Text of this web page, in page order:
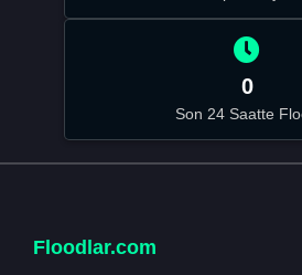
0
Son 24 Saatte
Floodlar.com